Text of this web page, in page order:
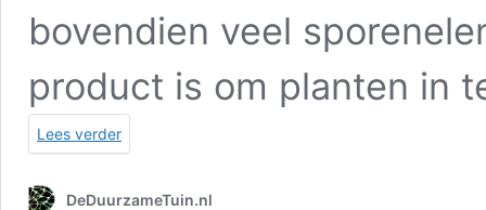
bovendien veel
product is om planten in
Lees verder
DeDuurzameTuin.nl